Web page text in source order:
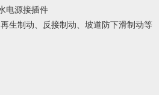
电源接插件
生制动、反接制动、坡道防下滑制动等